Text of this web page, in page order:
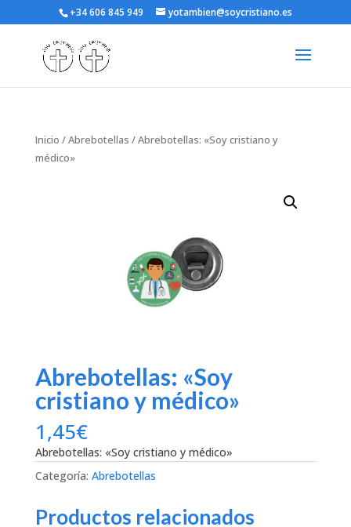
+34 606 845 949 yotambien@soycristiano.es
Inicio /Abrebotellas / Abrebotellas: «Soy cristiano y
médico»
Abrebotellas: «Soy
cristiano y médico»
1,45€
Abrebotellas: «Soy cristiano y médico»
Categoría: Abrebotellas
Productos relacionados